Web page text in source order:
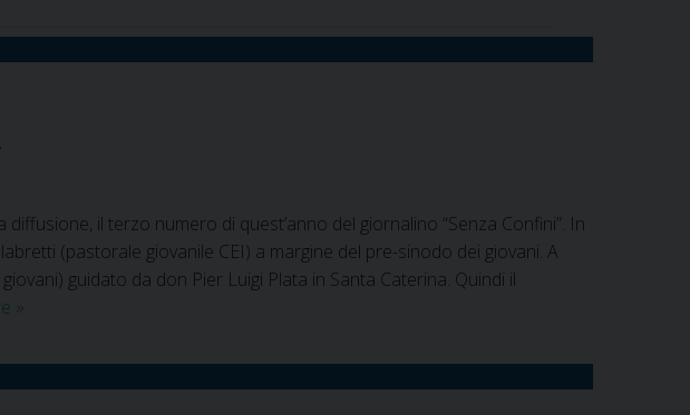
il terzo numero di quest’anno del giornalino “Senza Confini”. In
(pastorale giovanile CEI) a margine del pre-sinodo dei giovani. A
guidato da don Pier Luigi Plata in Santa Caterina. Quindi il
In
il
n.
»